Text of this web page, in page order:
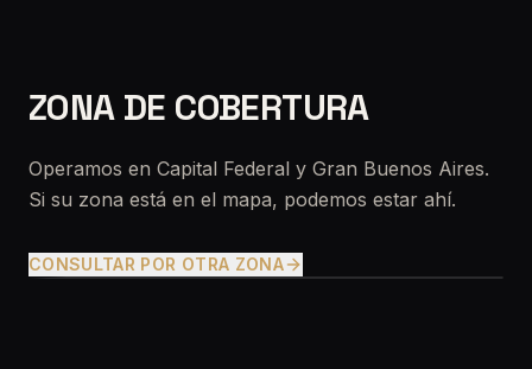
ZONA DE COBERTURA
Operamos en Capital Federal y Gran Buenos Aires.
Si su zona está en el mapa, podemos estar ahí.
CONSULTAR POR OTRA ZONA